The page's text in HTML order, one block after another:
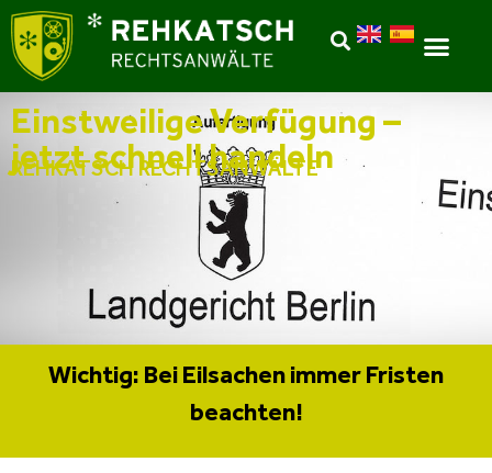
Einstweilige Verfügung –
jetzt schnell handeln
REHKATSCH RECHTSANWÄLTE
Wichtig: Bei Eilsachen immer Fristen
beachten!